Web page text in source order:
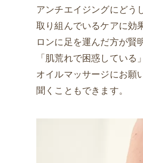
アンチエイジングにどう
取り組んでいるケアに効
ロンに足を運んだ方が賢
「肌荒れで困惑してい
オイルマッサージにお願
聞くこともできます。